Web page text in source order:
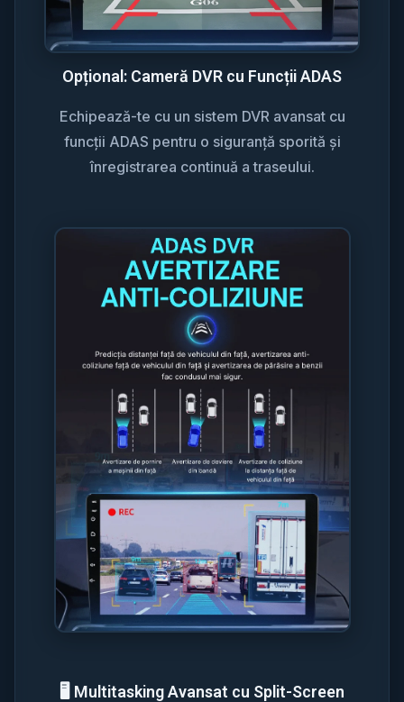
Opțional: Cameră DVR cu Funcții ADAS
Echipează-te cu un sistem DVR avansat cu
funcții ADAS pentru o siguranță sporită și
înregistrarea continuă a traseului.
🖥️ Multitasking Avansat cu Split-Screen